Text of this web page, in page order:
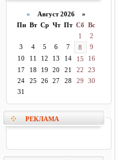
« Август 2026 »
Пн Вт Ср Чт Пт Сб Вс
1
2
3
4 5 6 7 8
9
10
11 12 13 14 15
16
17
18 19 20 21 22
23
24
25 26 27 28 29
30
31
РЕКЛАМА